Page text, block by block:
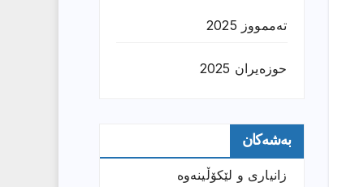
تەممووز 2025
حوزه‌یران 2025
بەشەکان
زانیارى و لێکۆڵینەوە